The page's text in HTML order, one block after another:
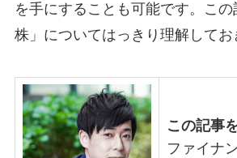
を手にすることも可能です。こ
株」についてはっきり理解してお
この記事
ファイナ